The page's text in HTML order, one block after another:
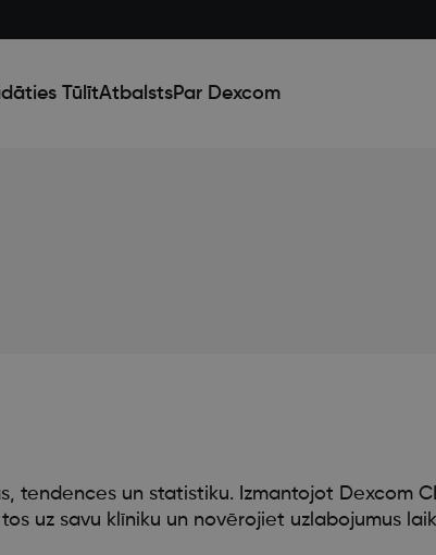
TūlītAtbalstsPar Dexcom
tendences un statistiku. Izmantojot Dexcom
uz savu klīniku un novērojiet uzlabojumus